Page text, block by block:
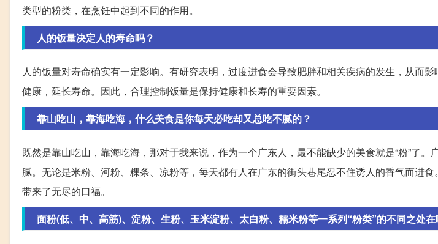
类型的粉类，在烹饪中起到不同的作用。
人的饭量决定人的寿命吗？
人的饭量对寿命确实有一定影响。有研究表明，过度进食会导致肥胖和相关疾病的发生，从而
健康，延长寿命。因此，合理控制饭量是保持健康和长寿的重要因素。
靠山吃山，靠海吃海，什么美食是你每天必吃却又总吃不腻的？
既然是靠山吃山，靠海吃海，那对于我来说，作为一个广东人，最不能缺少的美食就是“粉”了。
腻。无论是米粉、河粉、粿条、凉粉等，每天都有人在广东的街头巷尾忍不住诱人的香气而进
带来了无尽的口福。
面粉(低、中、高筋)、淀粉、生粉、玉米淀粉、太白粉、糯米粉等一系列“粉类”的不同之处在